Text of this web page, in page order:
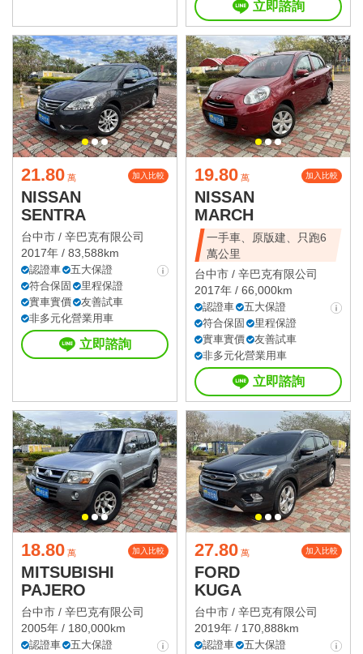
立即諮詢
21.80 萬 加入比較
NISSAN
SENTRA
台中市 / 辛巴克有限公司
2017年 / 83,588km
認證車
五大保證
符合保固
里程保證
實車實價
友善試車
非多元化營業用車
立即諮詢
19.80 萬 加入比較
NISSAN
MARCH
一手車、原版建、只跑6
萬公里
台中市 / 辛巴克有限公司
2017年 / 66,000km
認證車
五大保證
符合保固
里程保證
實車實價
友善試車
非多元化營業用車
立即諮詢
18.80 萬 加入比較
MITSUBISHI
PAJERO
台中市 / 辛巴克有限公司
2005年 / 180,000km
認證車
五大保證
27.80 萬 加入比較
FORD
KUGA
台中市 / 辛巴克有限公司
2019年 / 170,888km
認證車
五大保證